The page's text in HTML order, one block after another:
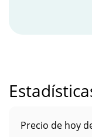
Precio de hoy